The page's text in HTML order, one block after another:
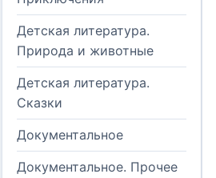
Детская литература.
Природа и животные
Детская литература.
Сказки
Документальное
Документальное. Прочее